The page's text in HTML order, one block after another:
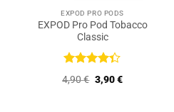
EXPOD PRO PODS
EXPOD Pro Pod Tobacco
Classic
Bewertet
mit 4.33
4,90€ Ursprünglicher
Preis
3,90€Aktueller